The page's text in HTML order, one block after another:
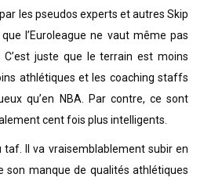
les pseudos experts et autres Skip
l’Euroleague ne vaut même pas
juste que le terrain est moins
athlétiques et les coaching staffs
qu’en NBA. Par contre, ce sont
cent fois plus intelligents.
taf.
Il va vraisemblablement subir en
son manque de qualités athlétiques